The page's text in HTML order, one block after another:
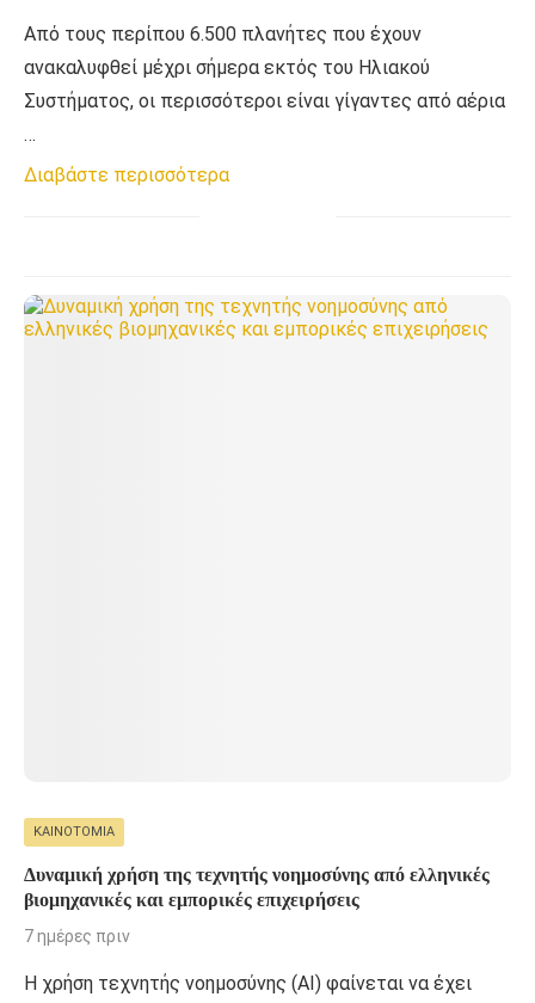
Από τους περίπου 6.500 πλανήτες που έχουν
ανακαλυφθεί μέχρι σήμερα εκτός του Ηλιακού
Συστήματος, οι περισσότεροι είναι γίγαντες από αέρια
…
Διαβάστε περισσότερα
ΚΑΙΝΟΤΟΜΊΑ
Δυναμική χρήση της τεχνητής νοημοσύνης από ελληνικές
βιομηχανικές και εμπορικές επιχειρήσεις
7 ημέρες πριν
Η χρήση τεχνητής νοημοσύνης (ΑΙ) φαίνεται να έχει